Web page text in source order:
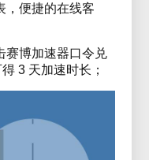
，便捷的在线客
赛博加速器口令兑
3 天加速时长；